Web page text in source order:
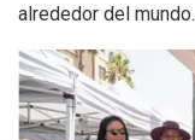
alrededor del mundo.